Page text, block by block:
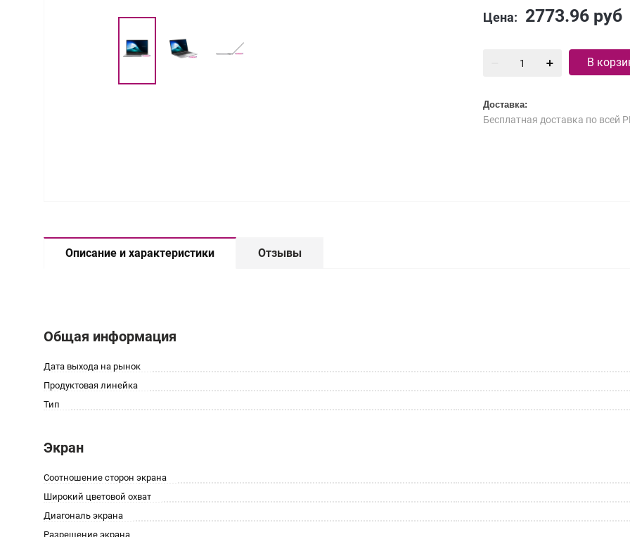
Цена: 2773.96 руб
В
Доставка:
Бесплатная доставка по всей
Описание и характеристики Отзывы
Общая информация
Дата выхода на рынок
Продуктовая линейка
Тип
Экран
Соотношение сторон экрана
Широкий цветовой охват
Диагональ экрана
Разрешение экрана